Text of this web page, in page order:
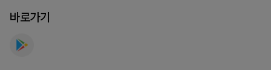
바로가기